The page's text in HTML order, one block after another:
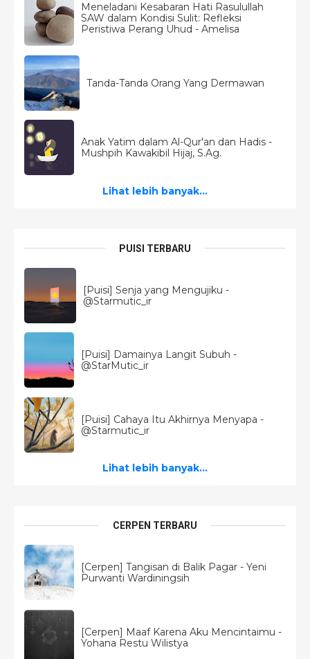
Meneladani Kesabaran Hati Rasulullah
SAW dalam Kondisi Sulit: Refleksi
Peristiwa Perang Uhud - Amelisa
Tanda-Tanda Orang Yang Dermawan
Anak Yatim dalam Al-Qur'an dan Hadis -
Mushpih Kawakibil Hijaj, S.Ag.
Lihat lebih banyak...
PUISI TERBARU
[Puisi] Senja yang Mengujiku -
@Starmutic_ir
[Puisi] Damainya Langit Subuh -
@StarMutic_ir
[Puisi] Cahaya Itu Akhirnya Menyapa -
@Starmutic_ir
Lihat lebih banyak...
CERPEN TERBARU
[Cerpen] Tangisan di Balik Pagar - Yeni
Purwanti Wardiningsih
[Cerpen] Maaf Karena Aku Mencintaimu -
Yohana Restu Wilistya